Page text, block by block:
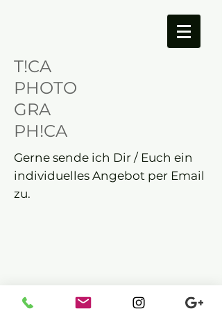
T!CA
PHOTO
GRA
PH!CA
Gerne sende ich Dir / Euch ein
individuelles Angebot per Email
zu.